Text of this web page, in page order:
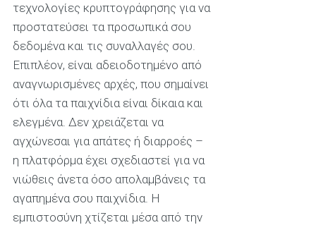
τεχνολογίες κρυπτογράφησης για να
προστατεύσει τα προσωπικά σου
δεδομένα και τις συναλλαγές σου.
Επιπλέον, είναι αδειοδοτημένο από
αναγνωρισμένες αρχές, που σημαίνει
ότι όλα τα παιχνίδια είναι δίκαια και
ελεγμένα. Δεν χρειάζεται να
αγχώνεσαι για απάτες ή διαρροές –
η πλατφόρμα έχει σχεδιαστεί για να
νιώθεις άνετα όσο απολαμβάνεις τα
αγαπημένα σου παιχνίδια. Η
εμπιστοσύνη χτίζεται μέσα από την